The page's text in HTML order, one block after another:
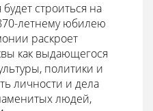
строиться на
летнему юбилею
раскроет
как выдающегося
политики и
личности и дела
людей,